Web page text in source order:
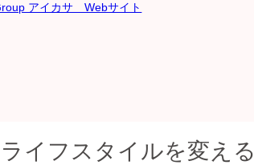
アイカサ Webサイト
イフスタイルを変える